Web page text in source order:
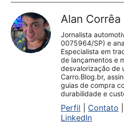
Alan Corrêa
Jornalista
0075964/SP) e
Especialista em
de lançamentos e
desvalorização de
Carro.Blog.br,
guias de compra
durabilidade e
Perfil Contato
LinkedIn